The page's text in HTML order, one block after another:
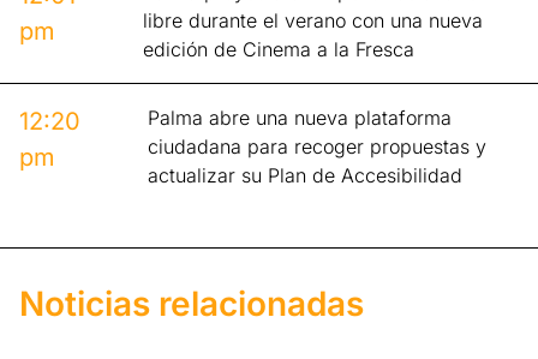
pm
libre durante el verano con una nueva
edición de Cinema a la Fresca
12:20
pm
Palma abre una nueva plataforma
ciudadana para recoger propuestas y
actualizar su Plan de Accesibilidad
Noticias relacionadas